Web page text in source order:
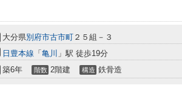
大分県別府市古市町 ２５組－３
日豊本線 「 亀川 」駅 徒歩19分
築6年 階数 2階建 構造 鉄骨造